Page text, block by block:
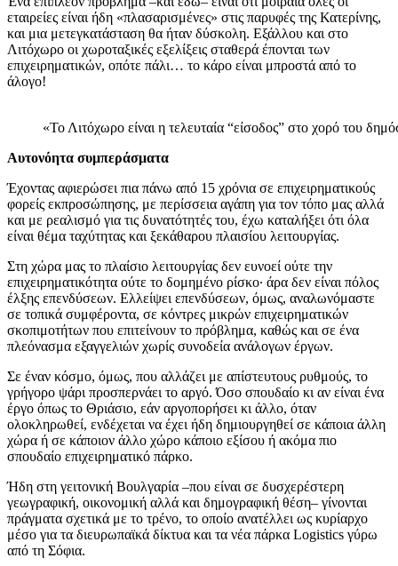
εταιρείες είναι ήδη «πλασαρισμένες» στις παρυφές της Κατερίνης,
και μια μετεγκατάσταση θα ήταν δύσκολη. Εξάλλου και στο
Λιτόχωρο οι χωροταξικές εξελίξεις σταθερά έπονται των
επιχειρηματικών, οπότε πάλι… το κάρο είναι μπροστά από το
άλογο!
«Το Λιτόχωρο είναι η τελευταία “είσοδος” στο χορό του
Αυτονόητα συμπεράσματα
Έχοντας αφιερώσει πια πάνω από 15 χρόνια σε επιχειρηματικούς
φορείς εκπροσώπησης, με περίσσεια αγάπη για τον τόπο μας αλλά
και με ρεαλισμό για τις δυνατότητές του, έχω καταλήξει ότι όλα
είναι θέμα ταχύτητας και ξεκάθαρου πλαισίου λειτουργίας.
Στη χώρα μας το πλαίσιο λειτουργίας δεν ευνοεί ούτε την
επιχειρηματικότητα ούτε το δομημένο ρίσκο· άρα δεν είναι πόλος
έλξης επενδύσεων. Ελλείψει επενδύσεων, όμως, αναλωνόμαστε
σε τοπικά συμφέροντα, σε κόντρες μικρών επιχειρηματικών
σκοπιμοτήτων που επιτείνουν το πρόβλημα, καθώς και σε ένα
πλεόνασμα εξαγγελιών χωρίς συνοδεία ανάλογων έργων.
Σε έναν κόσμο, όμως, που αλλάζει με απίστευτους ρυθμούς, το
γρήγορο ψάρι προσπερνάει το αργό. Όσο σπουδαίο κι αν είναι ένα
έργο όπως το Θριάσιο, εάν αργοπορήσει κι άλλο, όταν
ολοκληρωθεί, ενδέχεται να έχει ήδη δημιουργηθεί σε κάποια άλλη
χώρα ή σε κάποιον άλλο χώρο κάποιο εξίσου ή ακόμα πιο
σπουδαίο επιχειρηματικό πάρκο.
Ήδη στη γειτονική Βουλγαρία –που είναι σε δυσχερέστερη
γεωγραφική, οικονομική αλλά και δημογραφική θέση– γίνονται
πράγματα σχετικά με το τρένο, το οποίο ανατέλλει ως κυρίαρχο
μέσο για τα διευρωπαϊκά δίκτυα και τα νέα πάρκα Logistics γύρω
από τη Σόφια.